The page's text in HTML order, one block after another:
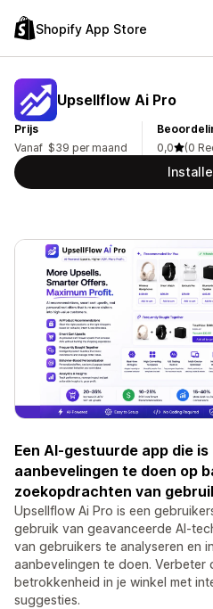
Shopify App Store
Upsellflow Ai Pro
Prijs
Vanaf $39 per maand
0,0
(0
Een AI-gestuurde app die
aanbevelingen te doen op
zoekopdrachten van
Upsellflow Ai Pro is een
gebruik van geavanceerde AI-
van gebruikers te analyseren en
aanbevelingen te doen. Verbeter
betrokkenheid in je winkel met
suggesties.